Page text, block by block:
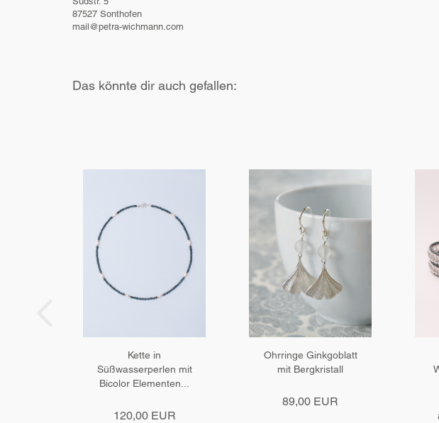
87527 Sonthofen
mail@petra-wichmann.com
Das könnte dir auch gefallen:
Kette in
Süßwasserperlen mit
Bicolor Elementen...
120,00 EUR
Ohrringe Ginkgoblatt
mit Bergkristall
89,00 EUR